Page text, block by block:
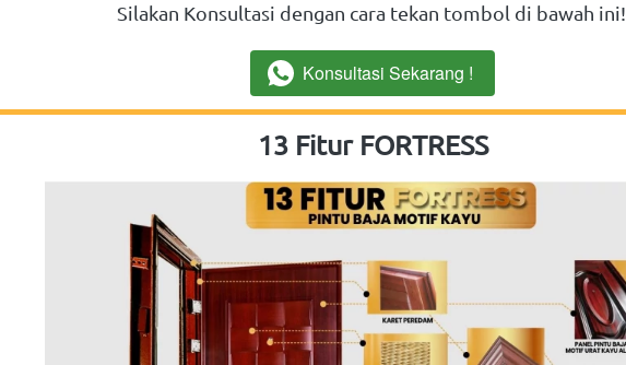
Silakan Konsultasi dengan cara tekan tombol di bawah ini!
` Konsultasi Sekarang !
13 Fitur FORTRESS